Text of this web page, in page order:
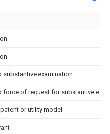
substantive examination
force of request for substantive
or utility model